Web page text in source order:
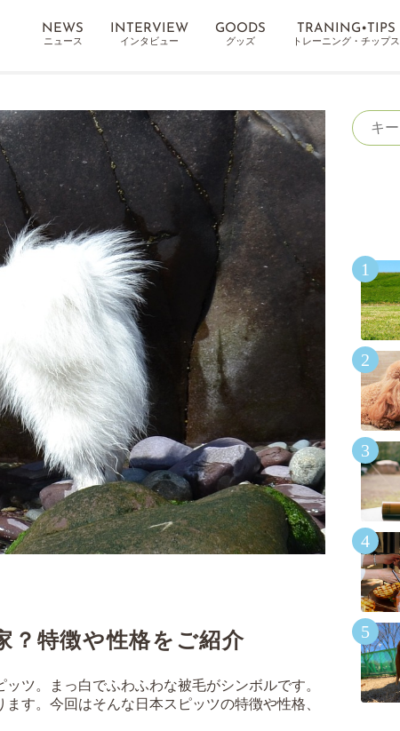
NEWS
ニュース
INTERVIEW
インタビュー
GOODS
グッズ
TRANING•TIPS
トレーニング・チップス
？特徴や性格をご紹介
ツ。まっ白でふわふわな被毛がシンボルです。
す。今回はそんな日本スピッツの特徴や性格、
1
2
3
4
5